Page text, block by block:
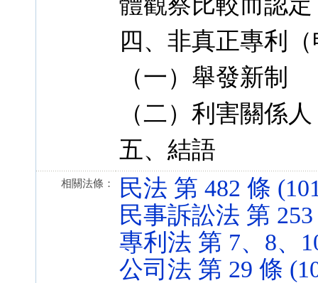
四、非真正專利
（一）舉發新制
（二）利害關係人
五、結語
相關法條：
民法 第 482 條
民事訴訟法 第
專利法 第 7、8、
公司法 第 29 條